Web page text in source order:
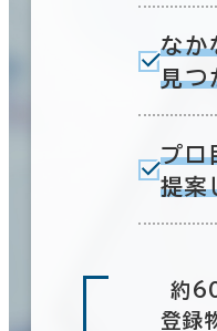
なか
見つ
プロ
提案
約
登録